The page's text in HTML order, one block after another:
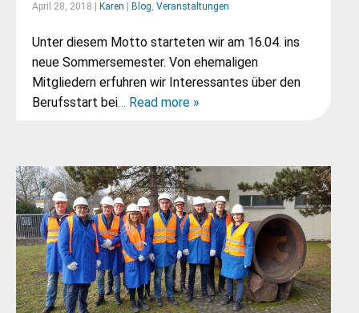
April 28, 2018 | Karen Blog, Veranstaltungen
Unter diesem Motto starteten wir am 16.04. ins
neue Sommersemester. Von ehemaligen
Mitgliedern erfuhren wir Interessantes über den
Berufsstart bei… Read more »